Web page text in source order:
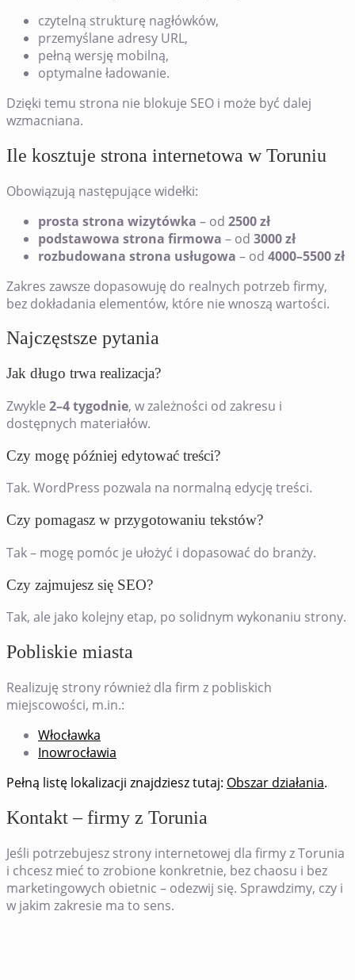
czytelną strukturę nagłówków,
przemyślane adresy URL,
pełną wersję mobilną,
optymalne ładowanie.
Dzięki temu strona nie blokuje SEO i może być dalej
wzmacniana.
Ile kosztuje strona internetowa w Toruniu
Obowiązują następujące widełki:
prosta strona wizytówka – od 2500 zł
podstawowa strona firmowa – od 3000 zł
rozbudowana strona usługowa – od 4000–5500 zł
Zakres zawsze dopasowuję do realnych potrzeb firmy,
bez dokładania elementów, które nie wnoszą wartości.
Najczęstsze pytania
Jak długo trwa realizacja?
Zwykle 2–4 tygodnie, w zależności od zakresu i
dostępnych materiałów.
Czy mogę później edytować treści?
Tak. WordPress pozwala na normalną edycję treści.
Czy pomagasz w przygotowaniu tekstów?
Tak – mogę pomóc je ułożyć i dopasować do branży.
Czy zajmujesz się SEO?
Tak, ale jako kolejny etap, po solidnym wykonaniu strony.
Pobliskie miasta
Realizuję strony również dla firm z pobliskich
miejscowości, m.in.:
Włocławka
Inowrocławia
Pełną listę lokalizacji znajdziesz tutaj: Obszar działania.
Kontakt – firmy z Torunia
Jeśli potrzebujesz strony internetowej dla firmy z Torunia
i chcesz mieć to zrobione konkretnie, bez chaosu i bez
marketingowych obietnic – odezwij się. Sprawdzimy, czy i
w jakim zakresie ma to sens.